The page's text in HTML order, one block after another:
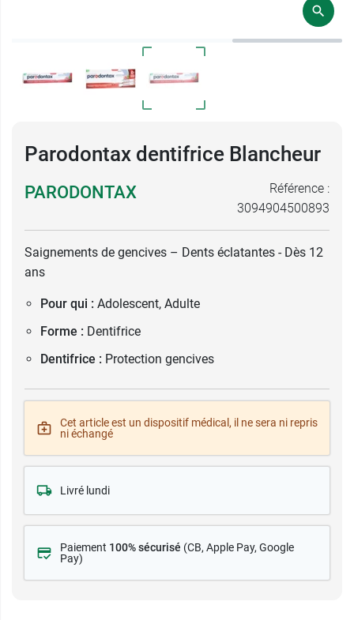
Parodontax dentifrice Blancheur
PARODONTAX
Référence :
3094904500893
Saignements de gencives – Dents éclatantes - Dès 12
ans
Pour qui : Adolescent, Adulte
Forme : Dentifrice
Dentifrice : Protection gencives
Cet article est un dispositif médical, il ne sera ni repris
ni échangé
Livré lundi
Paiement 100% sécurisé (CB, Apple Pay, Google
Pay)